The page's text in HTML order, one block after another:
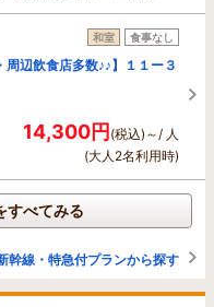
和室 食事なし
辺飲食店多数♪♪】１１ー３
14,300円(税込)～/ 人
(大人2名利用時)
すべてみる
幹線・特急付プランから探す